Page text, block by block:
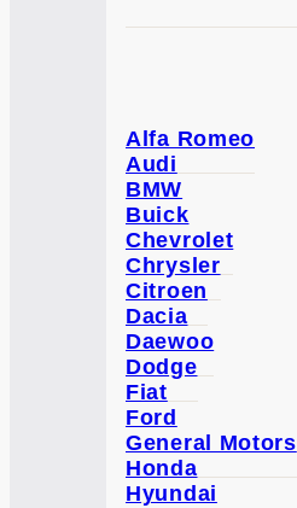
Alfa Romeo
Audi
BMW
Buick
Chevrolet
Chrysler
Citroen
Dacia
Daewoo
Dodge
Fiat
Ford
General Motors
Honda
Hyundai